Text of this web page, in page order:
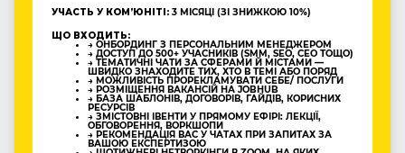
УЧАСТЬ У КОМʼЮНІТІ: 3 МІСЯЦІ (ЗІ ЗНИЖКОЮ 10%)
ЩО ВХОДИТЬ:
→ ОНБОРДИНГ З ПЕРСОНАЛЬНИМ МЕНЕДЖЕРОМ
→ ДОСТУП ДО 500+ УЧАСНИКІВ (SMM, SEO, CEO ТОЩО)
→ ТЕМАТИЧНІ ЧАТИ ЗА СФЕРАМИ Й МІСТАМИ —
ШВИДКО ЗНАХОДИТЕ ТИХ, ХТО В ТЕМІ АБО ПОРЯД
→ МОЖЛИВІСТЬ ПРОРЕКЛАМУВАТИ СЕБЕ/ ПОСЛУГИ
→ РОЗМІЩЕННЯ ВАКАНСІЙ НА JOBHUB
→ БАЗА ШАБЛОНІВ, ДОГОВОРІВ, ГАЙДІВ, КОРИСНИХ
РЕСУРСІВ
→ ЗМІСТОВНІ ІВЕНТИ У ПРЯМОМУ ЕФІРІ: ЛЕКЦІЇ,
ОБГОВОРЕННЯ, ВОРКШОПИ
→ РЕКОМЕНДАЦІЯ ВАС У ЧАТАХ ПРИ ЗАПИТАХ ЗА
ВАШОЮ ЕКСПЕРТИЗОЮ